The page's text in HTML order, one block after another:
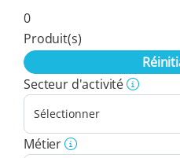
0
Produit(s)
Secteur d'activité
Métier